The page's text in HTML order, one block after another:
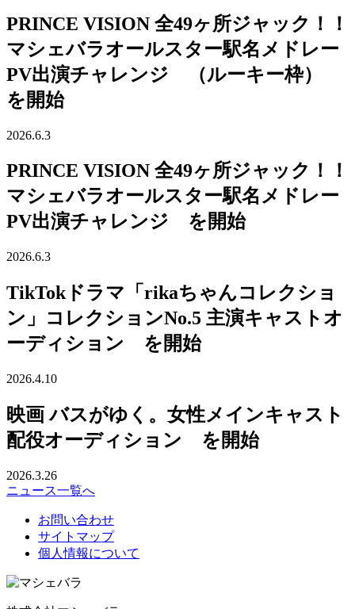
PRINCE VISION 全49ヶ所ジャック！！
マシェバラオールスター駅名メドレー
PV出演チャレンジ （ルーキー枠）
を開始
2026.6.3
PRINCE VISION 全49ヶ所ジャック！！
マシェバラオールスター駅名メドレー
PV出演チャレンジ を開始
2026.6.3
TikTokドラマ「rikaちゃんコレクショ
ン」コレクションNo.5 主演キャストオ
ーディション を開始
2026.4.10
映画 バスがゆく。女性メインキャスト
配役オーディション を開始
2026.3.26
ニュース一覧へ
お問い合わせ
サイトマップ
個人情報について